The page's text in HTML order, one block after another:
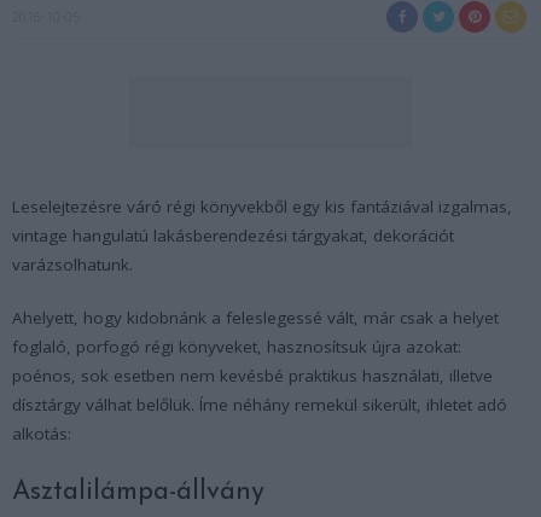
Leselejtezésre váró régi könyvekből egy kis fantáziával izgalmas,
vintage hangulatú lakásberendezési tárgyakat, dekorációt
varázsolhatunk.
Ahelyett, hogy kidobnánk a feleslegessé vált, már csak a helyet
foglaló, porfogó régi könyveket, hasznosítsuk újra azokat:
poénos, sok esetben nem kevésbé praktikus használati, illetve
dísztárgy válhat belőlük. Íme néhány remekül sikerült, ihletet adó
alkotás:
Asztalilámpa-állvány